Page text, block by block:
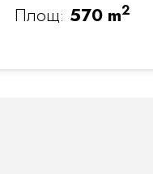
Площ: 570 m2